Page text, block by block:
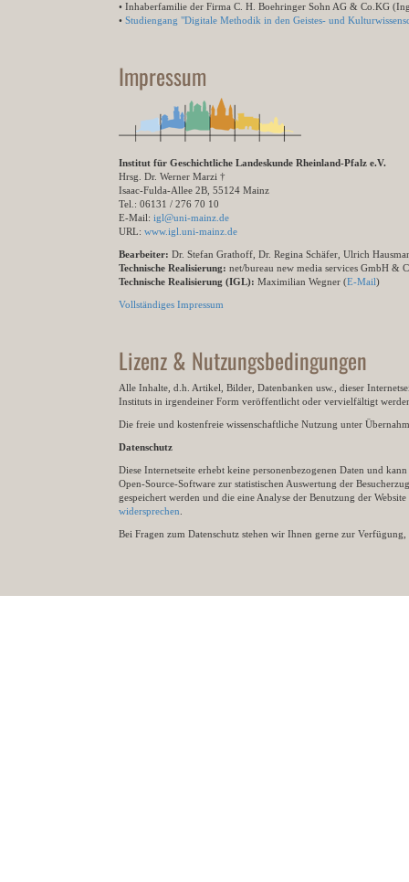
• Inhaberfamilie der Firma C. H. Boehringer Sohn AG & Co.KG
• Studiengang "Digitale Methodik in den Geistes- und
Impressum
Institut für Geschichtliche Landeskunde Rheinland-Pfalz e.V.
Hrsg. Dr. Werner Marzi †
Isaac-Fulda-Allee 2B, 55124 Mainz
Tel.: 06131 / 276 70 10
E-Mail: igl@uni-mainz.de
URL: www.igl.uni-mainz.de
Bearbeiter: Dr. Stefan Grathoff, Dr. Regina Schäfer, Ulrich
Technische Realisierung: net/bureau new media services GmbH &
Technische Realisierung (IGL): Maximilian Wegner (E-Mail)
Vollständiges Impressum
Lizenz & Nutzungsbedingungen
Alle Inhalte, d.h. Artikel, Bilder, Datenbanken usw., dieser
Instituts in irgendeiner Form veröffentlicht oder vervielfältigt
Die freie und kostenfreie wissenschaftliche Nutzung unter
Datenschutz
Diese Internetseite erhebt keine personenbezogenen Daten und
Open-Source-Software zur statistischen Auswertung der
gespeichert werden und die eine Analyse der Benutzung der
widersprechen
Bei Fragen zum Datenschutz stehen wir Ihnen gerne zur